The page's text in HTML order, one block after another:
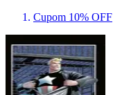
Cupom 10% OFF